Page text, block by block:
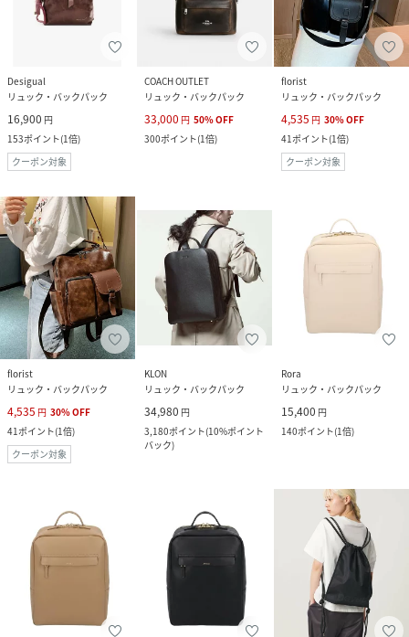
Desigual
リュック・バックパック
16,900 円
153ポイント(1倍)
クーポン対象
COACH OUTLET
リュック・バックパック
33,000 円 50%OFF
300ポイント(1倍)
florist
リュック・バックパック
4,535 円 30%OFF
41ポイント(1倍)
クーポン対象
florist
リュック・バックパック
4,535 円 30%OFF
41ポイント(1倍)
クーポン対象
KLON
リュック・バックパック
34,980 円
3,180ポイント(10%ポイント
バック)
Rora
リュック・バックパック
15,400 円
140ポイント(1倍)